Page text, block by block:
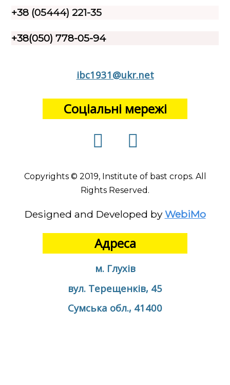
+38 (05444) 221-35
+38(050) 778-05-94
ibc1931@ukr.net
Соціальні мережі
Copyrights © 2019, Institute of bast crops. All
Rights Reserved.
Designed and Developed by WebiMo
Адреса
м. Глухів
вул. Терещенків, 45
Сумська обл., 41400